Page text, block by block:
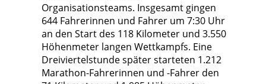
Organisationsteams. Insgesamt gingen
644 Fahrerinnen und Fahrer um 7:30 Uhr
an den Start des 118 Kilometer und 3.550
Höhenmeter langen Wettkampfs. Eine
Dreiviertelstunde später starteten 1.212
Marathon-Fahrerinnen und -Fahrer den